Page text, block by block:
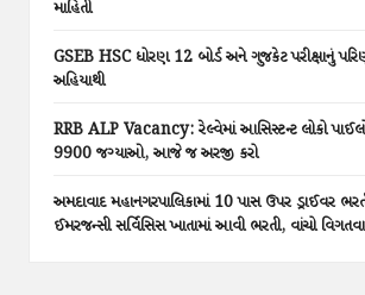
માહિતી
GSEB HSC ધોરણ 12 બોર્ડ અને ગુજકેટ પરીક્ષાનું
અહિયાથી
RRB ALP Vacancy: રેલ્વેમાં આસિસ્ટન્ટ લોકો
9900 જગ્યાઓ, આજે જ અરજી કરો
અમદાવાદ મહાનગરપાલિકામાં 10 પાસ ઉપર ડ્રાઈવર
ઈમરજન્સી સર્વિસિસ ખાતામાં આવી ભરતી, વાંચો